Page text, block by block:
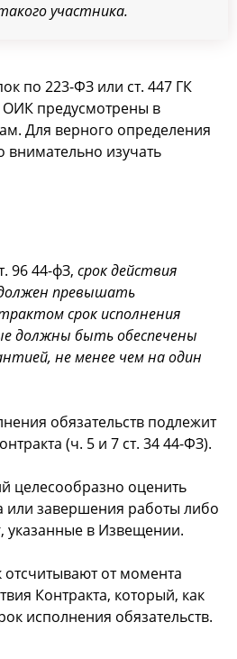
участника.
по 223-ФЗ или ст. 447 ГК
предусмотрены в
Для верного определения
изучать
96 44-фЗ, срок действия
превышать
срок исполнения
должны быть обеспечены
не менее чем на один
обязательств подлежит
(ч. 5 и 7 ст. 34 44-ФЗ).
целесообразно оценить
или завершения работы либо
указанные в Извещении.
от момента
Контракта, который, как
исполнения обязательств.